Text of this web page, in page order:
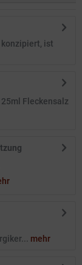
konzipiert, ist
Fleckensalz
mehr